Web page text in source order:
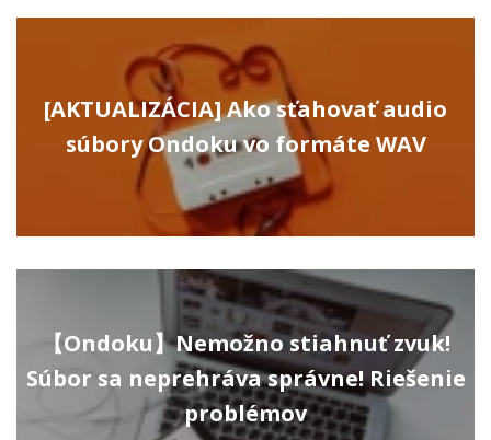
[AKTUALIZÁCIA] Ako sťahovať audio
súbory Ondoku vo formáte WAV
【Ondoku】Nemožno stiahnuť zvuk!
Súbor sa neprehráva správne! Riešenie
problémov